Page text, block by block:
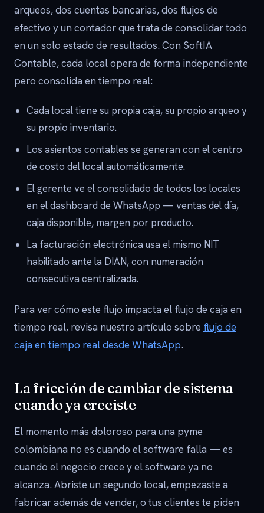
arqueos, dos cuentas bancarias, dos flujos de
efectivo y un contador que trata de consolidar todo
en un solo estado de resultados. Con SoftIA
Contable, cada local opera de forma independiente
pero consolida en tiempo real:
Cada local tiene su propia caja, su propio arqueo y
su propio inventario.
Los asientos contables se generan con el centro
de costo del local automáticamente.
El gerente ve el consolidado de todos los locales
en el dashboard de WhatsApp — ventas del día,
caja disponible, margen por producto.
La facturación electrónica usa el mismo NIT
habilitado ante la DIAN, con numeración
consecutiva centralizada.
Para ver cómo este flujo impacta el flujo de caja en
tiempo real, revisa nuestro artículo sobre flujo de
caja en tiempo real desde WhatsApp.
La fricción de cambiar de sistema
cuando ya creciste
El momento más doloroso para una pyme
colombiana no es cuando el software falla — es
cuando el negocio crece y el software ya no
alcanza. Abriste un segundo local, empezaste a
fabricar además de vender, o tus clientes te piden